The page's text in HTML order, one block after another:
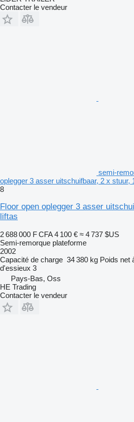
Contacter le vendeur
semi-
oplegger 3 asser uitschuifbaar, 2 x stuur,
8
Floor open oplegger 3 asser
liftas
2 688 000 F CFA 4 100 € ≈ 4 737 $US
Semi-remorque plateforme
2002
Capacité de charge 34 380 kg Poids net
d'essieux 3
Pays-Bas, Oss
HE Trading
Contacter le vendeur